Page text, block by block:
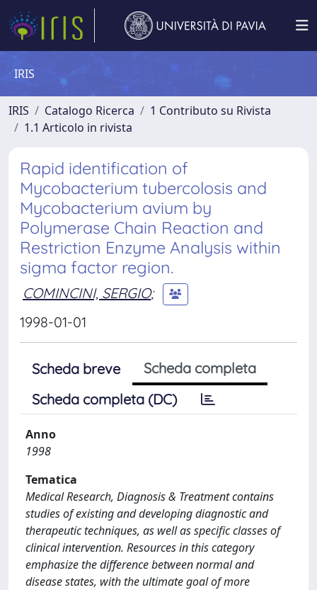
IRIS
IRIS Catalogo Ricerca
1 Contributo su Rivista
1.1 Articolo in rivista
Rapid identification of
Mycobacterium tubercolosis and
Mycobacterium avium by
Polymerase Chain Reaction and
Restriction Enzyme Analysis within
sigma factor region.
COMINCINI, SERGIO;
1998-01-01
Scheda breve
Scheda completa
Scheda completa (DC)
Anno
1998
Tematica
Medical Research, Diagnosis & Treatment contains
studies of existing and developing diagnostic and
therapeutic techniques, as well as specific classes of
clinical intervention. Resources in this category
emphasize the difference between normal and
disease states, with the ultimate goal of more